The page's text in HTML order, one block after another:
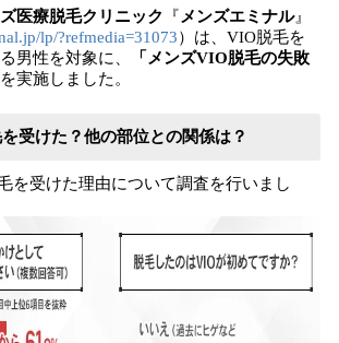
医療脱毛クリニック 『 メンズエミナル』
lp/?refmedia=31073）は、VIO脱毛を
男性を対象に、
「メンズVIO脱毛の失敗
を実施しました。
受けた？他の部位との関係は？
を受けた理由について調査を行いまし